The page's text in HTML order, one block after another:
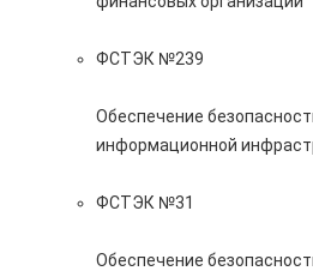
ФСТЭК №239
Обеспечение
информационной
ФСТЭК №31
Обеспечение